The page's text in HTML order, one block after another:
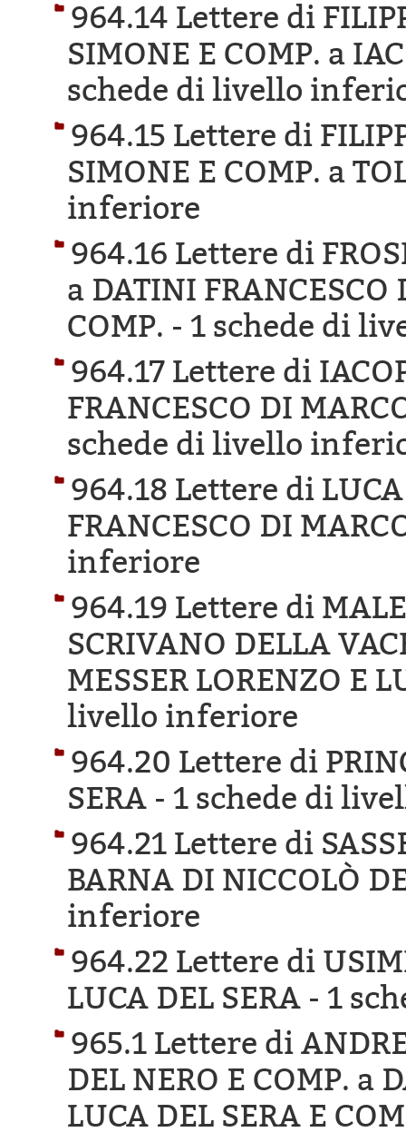
964.14 Lettere di
SIMONE E COMP. a
schede di livello
964.15 Lettere di
SIMONE E COMP. a
inferiore
964.16 Lettere di
a DATINI FRANCESCO
COMP. - 1 schede di
964.17 Lettere di
FRANCESCO DI
schede di livello
964.18 Lettere di
FRANCESCO DI
inferiore
964.19 Lettere di
SCRIVANO DELLA
MESSER LORENZO E
livello inferiore
964.20 Lettere di
SERA - 1 schede di
964.21 Lettere di
BARNA DI NICCOLÒ
inferiore
964.22 Lettere di
LUCA DEL SERA - 1
965.1 Lettere di
DEL NERO E COMP. a
LUCA DEL SERA E